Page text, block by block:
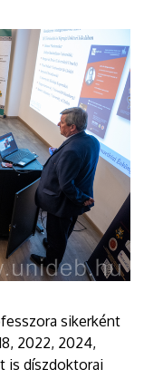
sikerként
2022, 2024,
is díszdoktorai